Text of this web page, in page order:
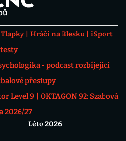
Hráči na Blesku
iSport
- podcast rozbíjející
přestupy
Level 9
OKTAGON 92: Szabová
2026/27
Léto 2026